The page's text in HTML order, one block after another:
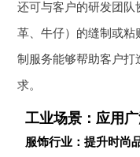
还可与客户的研发团队
革、牛仔）的缝制或粘
制服务能够帮助客户
求。
工业场景：应用
服饰行业：提升时尚